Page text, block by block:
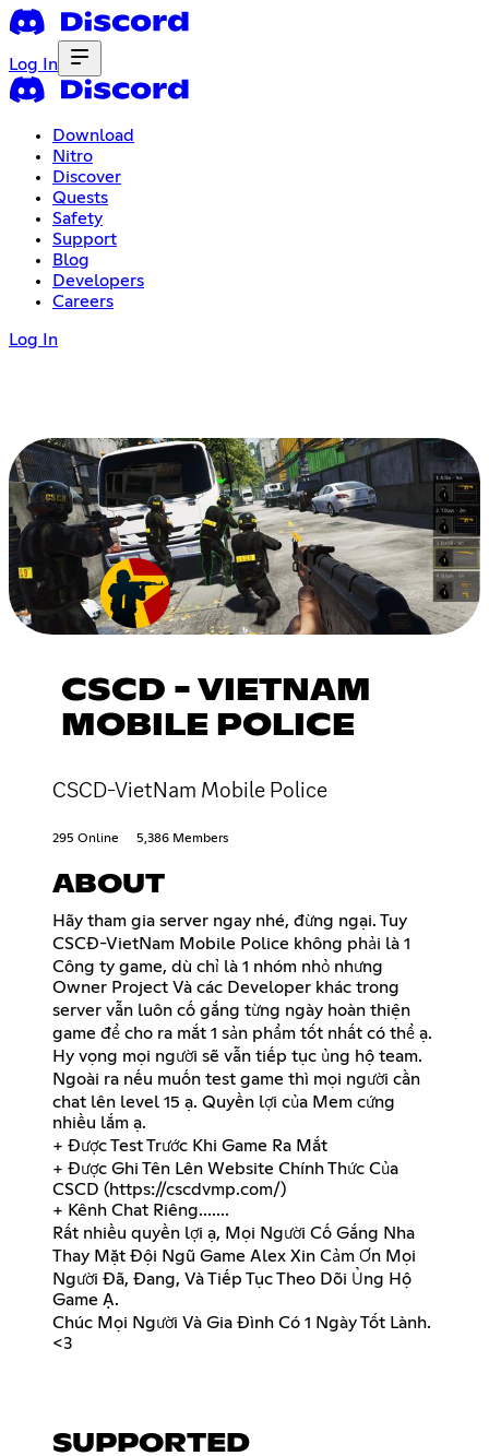
Log In
Download
Nitro
Discover
Quests
Safety
Support
Blog
Developers
Careers
Log In
CSCD - VIETNAM
MOBILE POLICE
CSCD-VietNam Mobile Police
295 Online 5,386 Members
ABOUT
Hãy tham gia server ngay nhé, đừng ngại. Tuy
CSCĐ-VietNam Mobile Police không phải là 1
Công ty game, dù chỉ là 1 nhóm nhỏ nhưng
Owner Project Và các Developer khác trong
server vẫn luôn cố gắng từng ngày hoàn thiện
game để cho ra mắt 1 sản phẩm tốt nhất có thể ạ.
Hy vọng mọi người sẽ vẫn tiếp tục ủng hộ team.
Ngoài ra nếu muốn test game thì mọi người cần
chat lên level 15 ạ. Quyền lợi của Mem cứng
nhiều lắm ạ.
+ Được Test Trước Khi Game Ra Mắt
+ Được Ghi Tên Lên Website Chính Thức Của
CSCD (https://cscdvmp.com/)
+ Kênh Chat Riêng.......
Rất nhiều quyền lợi ạ, Mọi Người Cố Gắng Nha
Thay Mặt Đội Ngũ Game Alex Xin Cảm Ơn Mọi
Người Đã, Đang, Và Tiếp Tục Theo Dõi Ủng Hộ
Game Ạ.
Chúc Mọi Người Và Gia Đình Có 1 Ngày Tốt Lành.
<3
SUPPORTED